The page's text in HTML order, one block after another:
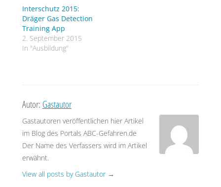
Interschutz 2015:
Dräger Gas Detection
Training App
2. September 2015
In "Ausbildung"
Autor: Gastautor
Gastautoren veröffentlichen hier Artikel
im Blog des Portals ABC-Gefahren.de
Der Name des Verfassers wird im Artikel
erwähnt.
View all posts by Gastautor →